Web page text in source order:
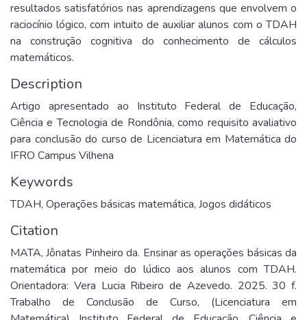
resultados satisfatórios nas aprendizagens que envolvem o
raciocínio lógico, com intuito de auxiliar alunos com o TDAH
na construção cognitiva do conhecimento de cálculos
matemáticos.
Description
Artigo apresentado ao Instituto Federal de Educação,
Ciência e Tecnologia de Rondônia, como requisito avaliativo
para conclusão do curso de Licenciatura em Matemática do
IFRO Campus Vilhena
Keywords
TDAH, Operações básicas matemática, Jogos didáticos
Citation
MATA, Jônatas Pinheiro da. Ensinar as operações básicas da
matemática por meio do lúdico aos alunos com TDAH.
Orientadora: Vera Lucia Ribeiro de Azevedo. 2025. 30 f.
Trabalho de Conclusão de Curso, (Licenciatura em